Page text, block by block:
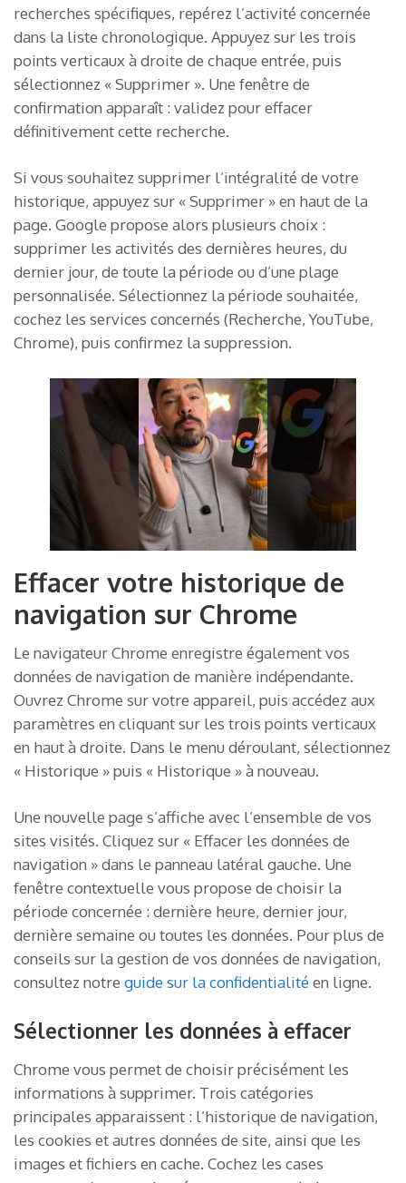
recherches spécifiques, repérez l’activité concernée
dans la liste chronologique. Appuyez sur les trois
points verticaux à droite de chaque entrée, puis
sélectionnez « Supprimer ». Une fenêtre de
confirmation apparaît : validez pour effacer
définitivement cette recherche.
Si vous souhaitez supprimer l’intégralité de votre
historique, appuyez sur « Supprimer » en haut de la
page. Google propose alors plusieurs choix :
supprimer les activités des dernières heures, du
dernier jour, de toute la période ou d’une plage
personnalisée. Sélectionnez la période souhaitée,
cochez les services concernés (Recherche, YouTube,
Chrome), puis confirmez la suppression.
Effacer votre historique de
navigation sur Chrome
Le navigateur Chrome enregistre également vos
données de navigation de manière indépendante.
Ouvrez Chrome sur votre appareil, puis accédez aux
paramètres en cliquant sur les trois points verticaux
en haut à droite. Dans le menu déroulant, sélectionnez
« Historique » puis « Historique » à nouveau.
Une nouvelle page s’affiche avec l’ensemble de vos
sites visités. Cliquez sur « Effacer les données de
navigation » dans le panneau latéral gauche. Une
fenêtre contextuelle vous propose de choisir la
période concernée : dernière heure, dernier jour,
dernière semaine ou toutes les données. Pour plus de
conseils sur la gestion de vos données de navigation,
consultez notre guide sur la confidentialitéen ligne.
Sélectionner les données à effacer
Chrome vous permet de choisir précisément les
informations à supprimer. Trois catégories
principales apparaissent : l’historique de navigation,
les cookies et autres données de site, ainsi que les
images et fichiers en cache. Cochez les cases